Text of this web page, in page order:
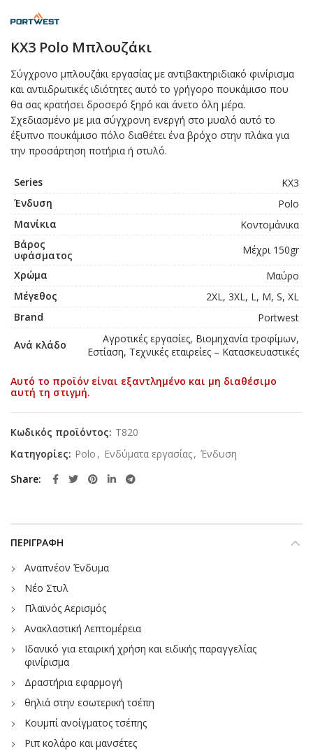
KX3 Polo Μπλουζάκι
Σύγχρονο μπλουζάκι εργασίας με αντιβακτηριδιακό φινίρισμα
και αντιιδρωτικές ιδιότητες αυτό το γρήγορο πουκάμισο που
θα σας κρατήσει δροσερό ξηρό και άνετο όλη μέρα.
Σχεδιασμένο με μια σύγχρονη ενεργή στο μυαλό αυτό το
έξυπνο πουκάμισο πόλο διαθέτει ένα βρόχο στην πλάκα για
την προσάρτηση ποτήρια ή στυλό.
Series
KX3
Ένδυση
Polo
Μανίκια
Κοντομάνικα
Βάρος
υφάσματος
Μέχρι 150gr
Χρώμα
Μαύρο
Μέγεθος
2XL, 3XL, L, M, S, XL
Brand
Portwest
Ανά κλάδο
Αγροτικές εργασίες, Βιομηχανία τροφίμων,
Εστίαση, Τεχνικές εταιρείες – Κατασκευαστικές
Αυτό το προϊόν είναι εξαντλημένο και μη διαθέσιμο
αυτή τη στιγμή.
Κωδικός προϊόντος: T820
Κατηγορίες: Polo , Ενδύματα εργασίας, Ένδυση
Share
ΠΕΡΙΓΡΑΦΉ
Αναπνέον Ένδυμα
Νέο Στυλ
Πλαϊνός Αερισμός
Ανακλαστική Λεπτομέρεια
Ιδανικό για εταιρική χρήση και ειδικής παραγγελίας
φινίρισμα
Δραστήρια εφαρμογή
θηλιά στην εσωτερική τσέπη
Κουμπί ανοίγματος τσέπης
Ριπ κολάρο και μανσέτες